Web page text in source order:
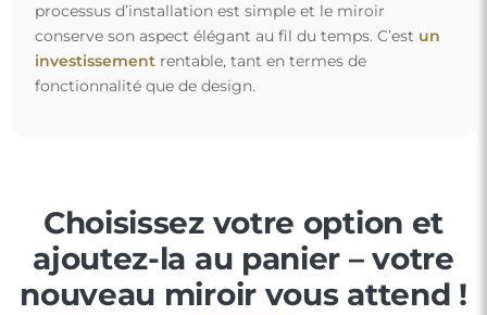
processus d’installation est simple et le miroir
conserve son aspect élégant au fil du temps. C’est un
investissementrentable, tant en termes de
fonctionnalité que de design.
Choisissez votre option et
ajoutez-la au panier – votre
nouveau miroir vous attend !